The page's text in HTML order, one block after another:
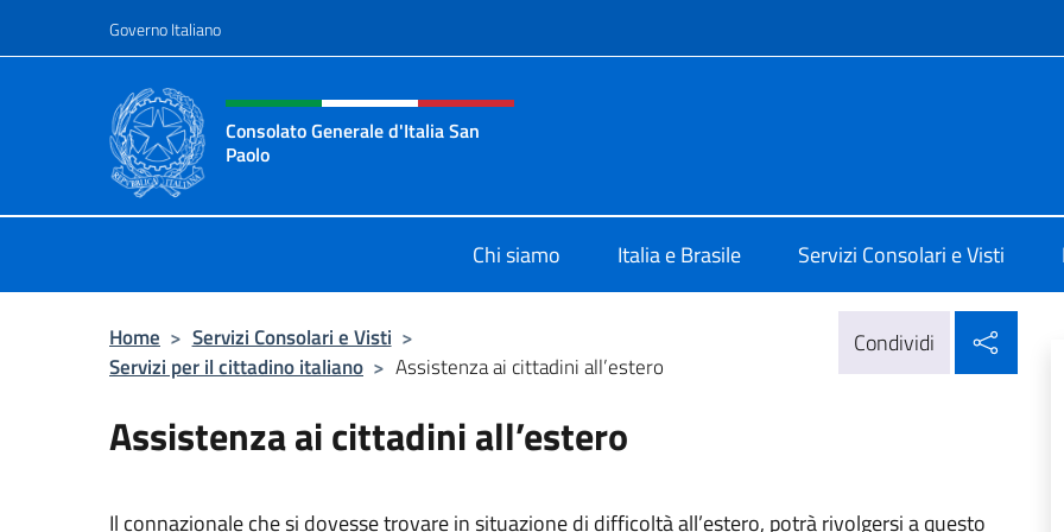
Governo Italiano
Intestazione sito, social e menù
Consolato Generale d'Italia San
Paolo
Chi siamo Italia e Brasile Servizi Consolari e Visti
Home > Servizi Consolari e Visti >
Servizi per il cittadino italiano > Assistenza ai cittadini all’estero
Condividi
Assistenza ai cittadini all’estero
Il connazionale che si dovesse trovare in situazione di difficoltà all’estero, potrà rivolgersi a questo